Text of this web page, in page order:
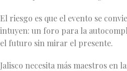
El riesgo es que el evento se
intuyen: un foro para la
el futuro sin mirar el presente.
Jalisco necesita más maestros en